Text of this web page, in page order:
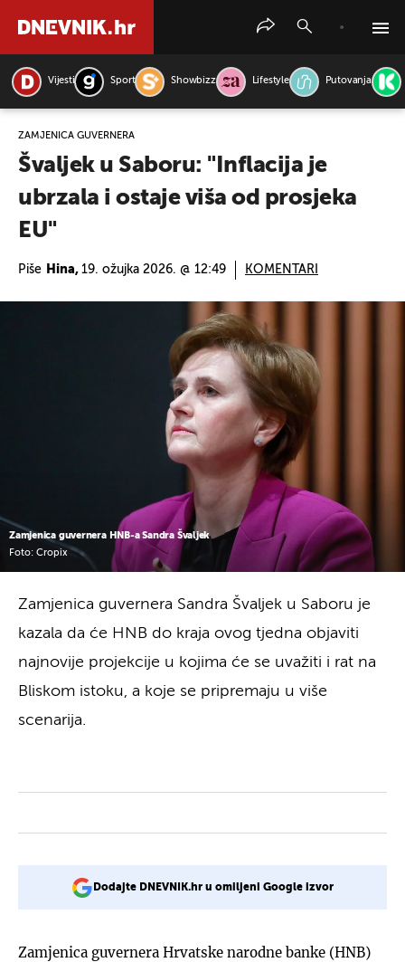
Vijesti Sport Showbizz Lifestyle Putovanja
ZAMJENICA GUVERNERA
Švaljek u Saboru: "Inflacija je
ubrzala i ostaje viša od prosjeka
EU"
Piše Hina, 19. ožujka 2026. @ 12:49 KOMENTARI
Zamjenica guvernera HNB-a Sandra Švaljek
Foto: Cropix
Zamjenica guvernera Sandra Švaljek u Saboru je
kazala da će HNB do kraja ovog tjedna objaviti
najnovije projekcije u kojima će se uvažiti i rat na
Bliskom istoku, a koje se pripremaju u više
scenarija.
Dodajte DNEVNIK.hr u omiljeni Google izvor
Zamjenica guvernera Hrvatske narodne banke (HNB)
PRETRAŽITE VIJESTI